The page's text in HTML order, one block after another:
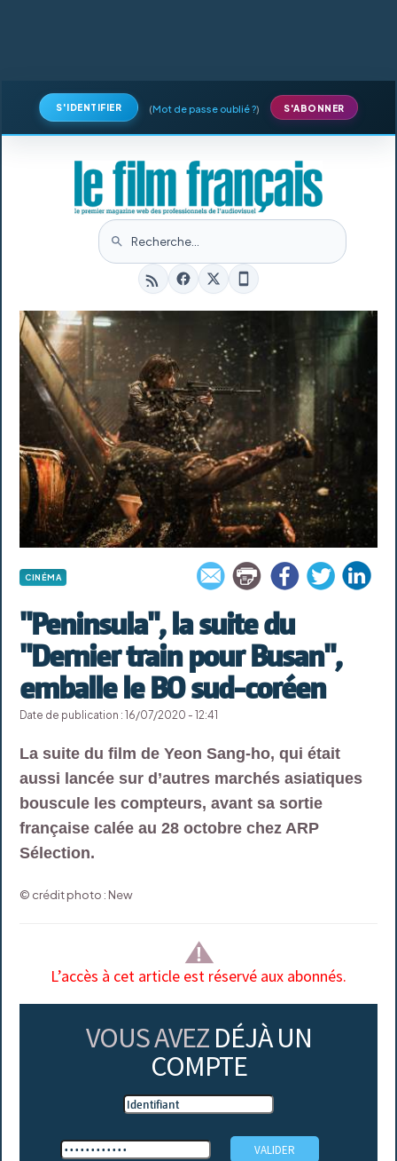
S'IDENTIFIER (Mot de passe oublié ?) S'ABONNER
CINÉMA
"Peninsula", la suite du
"Dernier train pour Busan",
emballe le BO sud-coréen
Date de publication : 16/07/2020 - 12:41
La suite du film de Yeon Sang-ho, qui était
aussi lancée sur d’autres marchés asiatiques
bouscule les compteurs, avant sa sortie
française calée au 28 octobre chez ARP
Sélection.
© crédit photo : New
L’accès à cet article est réservé aux abonnés.
VOUS AVEZ DÉJÀ UN
COMPTE